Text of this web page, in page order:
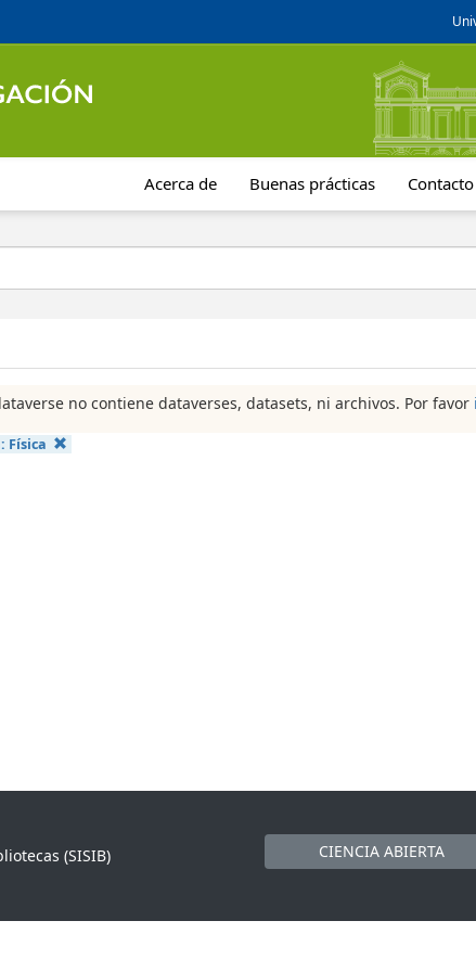
Acerca de Buenas prácticas Contacto
no contiene dataverses, datasets, ni archivos. Por favor
Física
(SISIB)
CIENCIA ABIERTA